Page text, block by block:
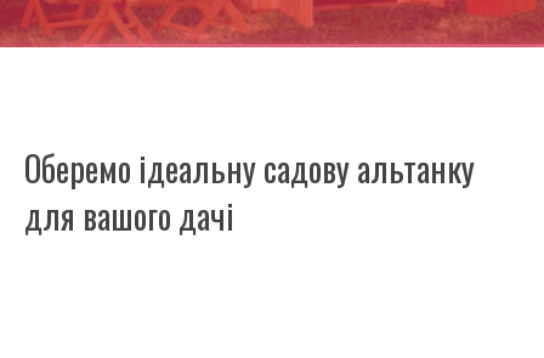
Оберемо ідеальну садову альтанку
для вашого дачі